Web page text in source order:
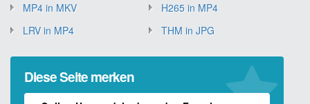
MP4 in MKV
H265 in MP4
LRV in MP4
THM in JPG
Diese Seite merken